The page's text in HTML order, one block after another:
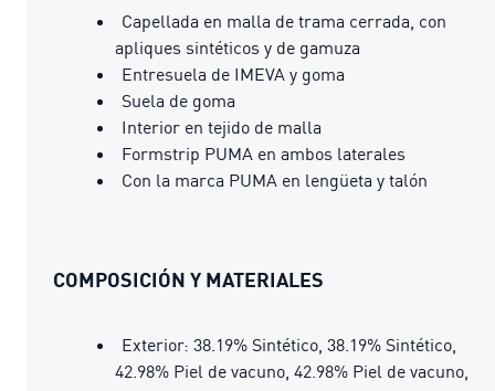
Capellada en malla de trama cerrada, con
apliques sintéticos y de gamuza
Entresuela de IMEVA y goma
Suela de goma
Interior en tejido de malla
Formstrip PUMA en ambos laterales
Con la marca PUMA en lengüeta y talón
COMPOSICIÓN Y MATERIALES
Exterior: 38.19% Sintético, 38.19% Sintético,
42.98% Piel de vacuno, 42.98% Piel de vacuno,